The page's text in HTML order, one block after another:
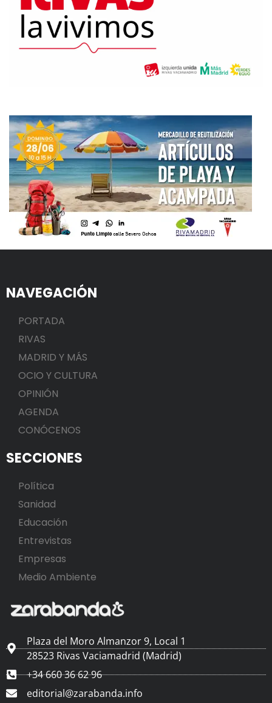
NAVEGACIÓN
PORTADA
RIVAS
MADRID Y MÁS
OCIO Y CULTURA
OPINIÓN
AGENDA
CONÓCENOS
SECCIONES
Política
Sanidad
Educación
Entrevistas
Empresas
Medio Ambiente
Plaza del Moro Almanzor 9, Local 1
28523 Rivas Vaciamadrid (Madrid)
+34 660 36 62 96
editorial@zarabanda.info